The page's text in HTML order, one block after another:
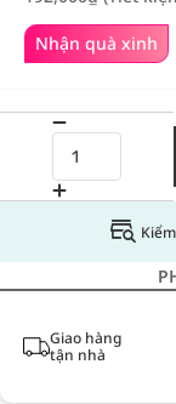
Nhận quà xinh
Giao hàng
tận nhà